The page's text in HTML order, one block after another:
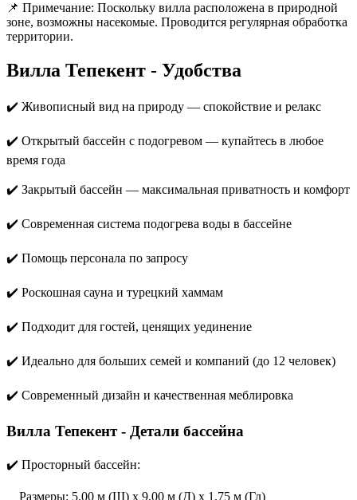
📌 Примечание: Поскольку вилла расположена в природной
зоне, возможны насекомые. Проводится регулярная обработка
территории.
Вилла Тепекент - Удобства
✔️ Живописный вид на природу — спокойствие и релакс
✔️ Открытый бассейн с подогревом — купайтесь в любое
время года
✔️ Закрытый бассейн — максимальная приватность и комфорт
✔️ Современная система подогрева воды в бассейне
✔️ Помощь персонала по запросу
✔️ Роскошная сауна и турецкий хаммам
✔️ Подходит для гостей, ценящих уединение
✔️ Идеально для больших семей и компаний (до 12 человек)
✔️ Современный дизайн и качественная меблировка
Вилла Тепекент - Детали бассейна
✔️ Просторный бассейн:
Размеры: 5,00 м (Ш) x 9,00 м (Д) x 1,75 м (Гл)